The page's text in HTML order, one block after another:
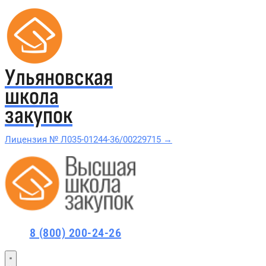
Ульяновская
школа
закупок
Лицензия № Л035-01244-36/00229715 →
Проверить в реестре Рособрнадзора →
Курсы по 44-ФЗ
Курсы по 223-ФЗ
8 (800) 200-24-26